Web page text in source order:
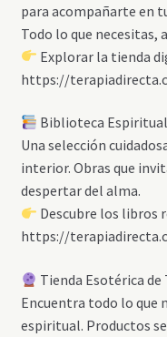
para acompañarte en
Todo lo que necesitas,
Explorar la tienda
https://
Biblioteca
Una selección
interior. Obras que
despertar del alma.
Descubre los libros
https://
Tienda Esotérica
Encuentra todo lo que
espiritual. Productos